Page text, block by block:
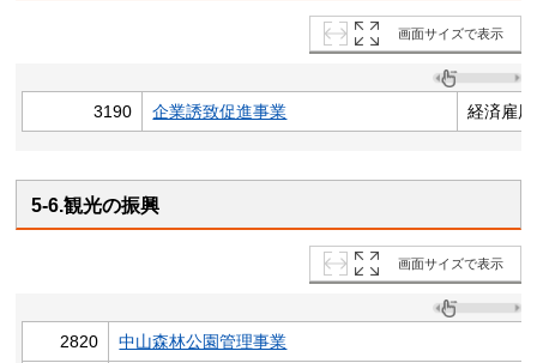
画面サイズで表示
3190 企業誘致促進事業 経済雇
5-6.観光の振興
画面サイズで表示
2820 中山森林公園管理事業